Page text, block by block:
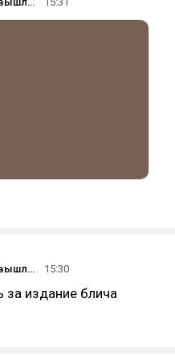
Вчера ровно 25 лет назад вышла первая глава (Death & Strawberry) манги Bleach в составе Weekly Shōnen Jump 36-37 (2001 год)
15:30
за издание блича